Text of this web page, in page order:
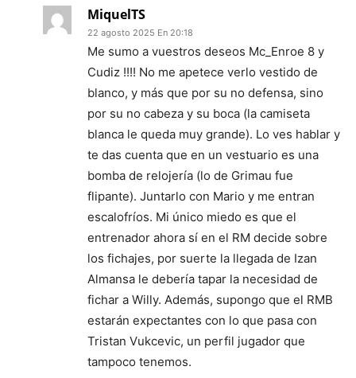
MiquelTS
22 agosto 2025 En 20:18
Me sumo a vuestros deseos Mc_Enroe 8 y
Cudiz !!!! No me apetece verlo vestido de
blanco, y más que por su no defensa, sino
por su no cabeza y su boca (la camiseta
blanca le queda muy grande). Lo ves hablar y
te das cuenta que en un vestuario es una
bomba de relojería (lo de Grimau fue
flipante). Juntarlo con Mario y me entran
escalofríos. Mi único miedo es que el
entrenador ahora sí en el RM decide sobre
los fichajes, por suerte la llegada de Izan
Almansa le debería tapar la necesidad de
fichar a Willy. Además, supongo que el RMB
estarán expectantes con lo que pasa con
Tristan Vukcevic, un perfil jugador que
tampoco tenemos.